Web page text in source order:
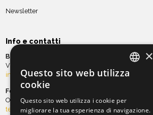
Newsletter
Info e contatti
Biglietteria
Via Ghibellina, 97 | Tel. 055 21.23.20
info@teatroverdionline.it
Fondazione ORT
Ospitalità e sala Teatro Verdi
teatro@orchestradellatoscana.it
×
Questo sito web utilizza
cookie
Questo sito web utilizza i cookie per
migliorare la tua esperienza di navigazione.